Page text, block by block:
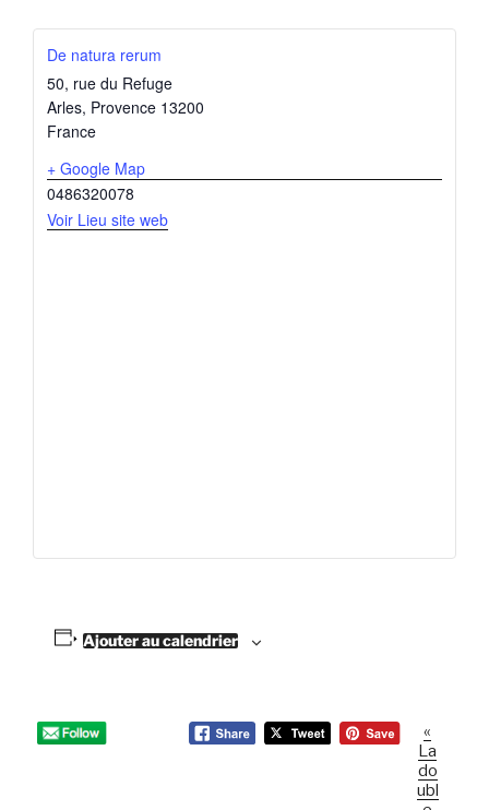
De natura rerum
50, rue du Refuge
Arles, Provence 13200
France
+ Google Map
0486320078
Voir Lieu site web
Ajouter au calendrier
«
La
do
ubl